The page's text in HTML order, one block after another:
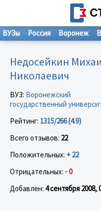
ВУЗы Россия Воронеж
Недосейкин
Николаевич
ВУЗ: Воронежский
государственный
Рейтинг: 1315/266 (4.9)
Всего отзывов: 22
Положительных: + 22
Отрицательных: - 0
Добавлен: 4 сентября 2008,